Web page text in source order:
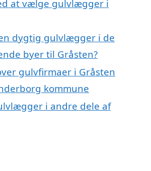
at vælge gulvlægger i
dygtig gulvlægger i de
byer til Gråsten?
gulvfirmaer i Gråsten
kommune
i andre dele af